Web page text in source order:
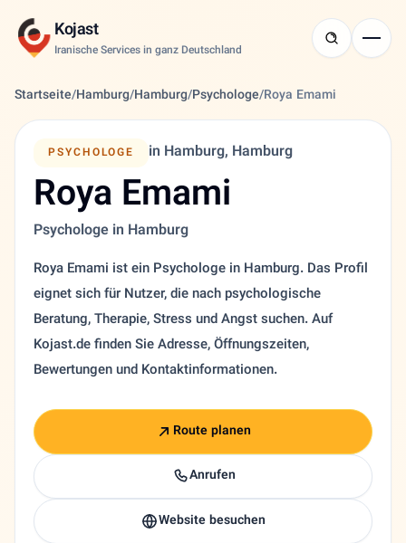
Kojast
Iranische Services in ganz Deutschland
Startseite/Hamburg/Hamburg/Psychologe/Roya Emami
PSYCHOLOGE in Hamburg, Hamburg
Roya Emami
Psychologe in Hamburg
Roya Emami ist ein Psychologe in Hamburg. Das Profil
eignet sich für Nutzer, die nach psychologische
Beratung, Therapie, Stress und Angst suchen. Auf
Kojast.de finden Sie Adresse, Öffnungszeiten,
Bewertungen und Kontaktinformationen.
Route planen
Anrufen
Website besuchen